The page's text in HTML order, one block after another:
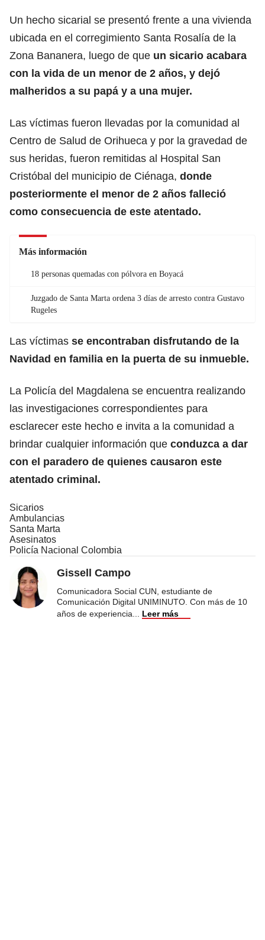
Un hecho sicarial se presentó frente a una vivienda
ubicada en el corregimiento Santa Rosalía de la
Zona Bananera, luego de que un sicario acabara
con la vida de un menor de 2 años, y dejó
malheridos a su papá y a una mujer.
Las víctimas fueron llevadas por la comunidad al
Centro de Salud de Orihueca y por la gravedad de
sus heridas, fueron remitidas al Hospital San
Cristóbal del municipio de Ciénaga, donde
posteriormente el menor de 2 años falleció
como consecuencia de este atentado.
Más información
18 personas quemadas con pólvora en Boyacá
Juzgado de Santa Marta ordena 3 días de arresto contra Gustavo
Rugeles
Las víctimas se encontraban disfrutando de la
Navidad en familia en la puerta de su inmueble.
La Policía del Magdalena se encuentra realizando
las investigaciones correspondientes para
esclarecer este hecho e invita a la comunidad a
brindar cualquier información que conduzca a dar
con el paradero de quienes causaron este
atentado criminal.
Sicarios
Ambulancias
Santa Marta
Asesinatos
Policía Nacional Colombia
Gissell Campo
Comunicadora Social CUN, estudiante de
Comunicación Digital UNIMINUTO. Con más de 10
años de experiencia
Leer más